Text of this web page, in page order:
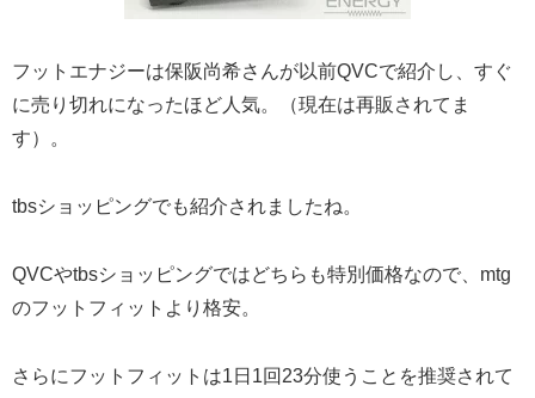
フットエナジーは保阪尚希さんが以前QVCで紹介し、すぐ
に売り切れになったほど人気。（現在は再販されてま
す）。
tbsショッピングでも紹介されましたね。
QVCやtbsショッピングではどちらも特別価格なので、mtg
のフットフィットより格安。
さらにフットフィットは1日1回23分使うことを推奨されて